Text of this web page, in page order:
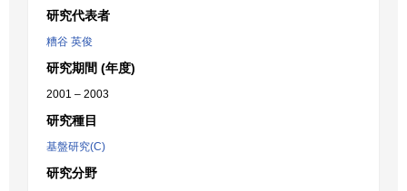
研究代表者
糟谷 英俊
研究期間 (年度)
2001 – 2003
研究種目
基盤研究(C)
研究分野